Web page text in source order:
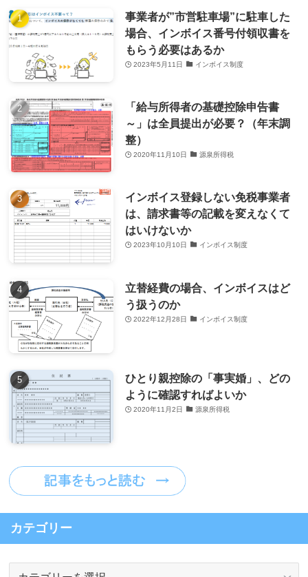
事業者が”市営駐車場”に駐車した
場合、インボイス番号付領収書を
もらう必要はあるか
2023年5月11日 インボイス制度
「給与所得者の基礎控除申告書
～」は全員提出が必要？（年末調
整）
2020年11月10日 源泉所得税
インボイス登録しない免税事業者
は、請求書等の記載を変えなくて
はいけないか
2023年10月10日 インボイス制度
立替経費の場合、インボイスはど
う扱うのか
2022年12月28日 インボイス制度
ひとり親控除の「事実婚」、どの
ように確認すればよいか
2020年11月2日 源泉所得税
カテゴリー